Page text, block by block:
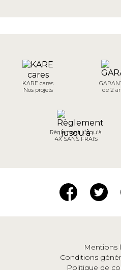
KARE cares
Nos projets
de 2
Règlement jusqu'à
4X SANS FRAIS
Mentions
Conditions
Politique de